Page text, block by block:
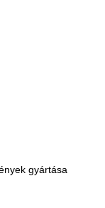
gyártása